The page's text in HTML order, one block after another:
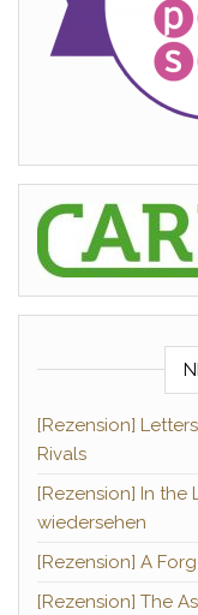
[Rezension]
Rivals
[Rezension] In the
wiedersehen
[Rezension] A
[Rezension] The